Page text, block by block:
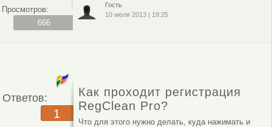
Просмотров:
666
Гость
10 июля 2013 | 19:25
Ответов:
1
Как проходит регистрация
RegClean Pro?
Что для этого нужно делать, куда нажимать и